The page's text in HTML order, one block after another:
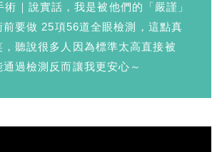
｜說實話，我是被他們的「嚴謹」
前要做 25項56道全眼檢測，這點真
，聽說很多人因為標準太高直接被
通過檢測反而讓我更安心～